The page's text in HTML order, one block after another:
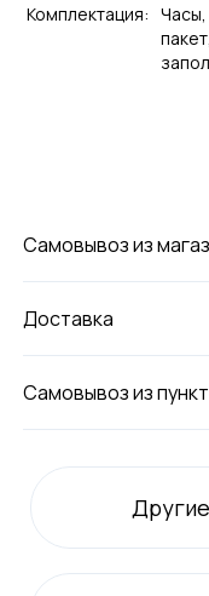
Комплектация:
Самовывоз из
Доставка
Самовывоз из